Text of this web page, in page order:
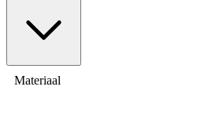
Materiaal